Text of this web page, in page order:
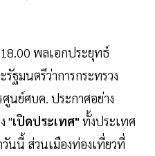
พลเอกประยุทธ์
ฐมนตรีว่าการกระทรวง
นย์ศบค. ประกาศอย่าง
"เปิดประเทศ" ทั้งประเทศ
นนี้ ส่วนเมืองท่องเที่ยวที่